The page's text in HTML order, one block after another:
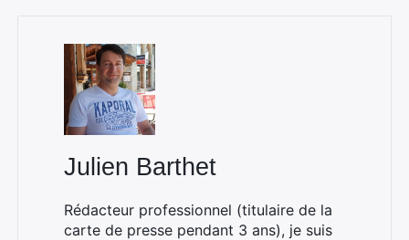
Julien Barthet
Rédacteur professionnel (titulaire de la
carte de presse pendant 3 ans), je suis
Rechercher